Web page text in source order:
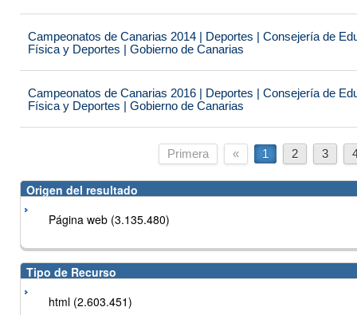
Campeonatos de Canarias 2014 | Deportes | Consejería de
Física y Deportes | Gobierno de Canarias
Campeonatos de Canarias 2016 | Deportes | Consejería de
Física y Deportes | Gobierno de Canarias
Primera « 1 2 3
Origen del resultado
Página web (3.135.480)
Tipo de Recurso
html (2.603.451)